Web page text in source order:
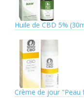
Huile de CBD 5%
Crème de jour "Peau